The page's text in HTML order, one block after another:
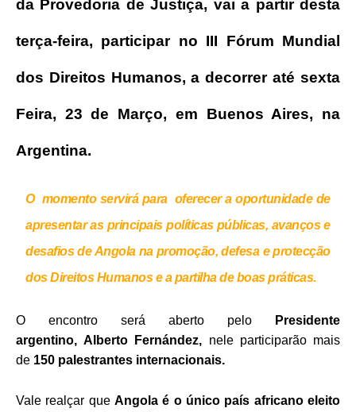
da Provedoria de Justiça, vai a partir desta
terça-feira, participar no III Fórum Mundial
dos Direitos Humanos, a decorrer até sexta
Feira, 23 de Março, em Buenos Aires, na
Argentina.
O momento servirá para oferecer a oportunidade de
apresentar as principais políticas públicas, avanços e
desafios de Angola na promoção, defesa e protecção
dos Direitos Humanos e a partilha de boas práticas.
O encontro será aberto pelo
Presidente
argentino, Alberto Fernández, nele participarão mais
de 150 palestrantes internacionais.
Vale realçar que Angola é o único país africano eleito